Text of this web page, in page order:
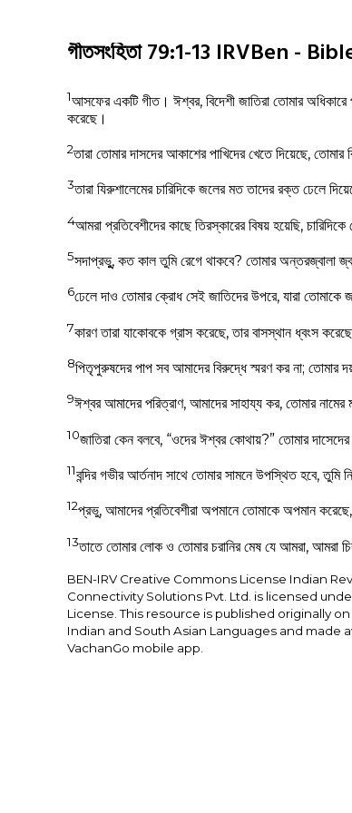
গীতসংহিতা 79:1-13 IRVBen -
1আসফের একটি গীত। ঈশ্বর, বিদেশী জাতিরা তোমার
করেছে।
2তারা তোমার দাসদের আকাশের পাখিদের খেতে দিয়েছে,
3তারা যিরুশালেমের চারিদিকে জলের মত তাদের রক্ত ঢেলে
4আমরা প্রতিবেশীদের কাছে তিরস্কারের বিষয় হয়েছি,
5সদাপ্রভুু, কত কাল তুমি রেগে থাকবে? তোমার অন্তরজ্বালা
6ঢেলে দাও তোমার ক্রোধ সেই জাতিদের উপরে, যারা তোমাকে
7কারণ তারা যাকোবকে গ্রাস করেছে, তার বাসস্থান ধ্বংস
8পিতৃপুরুষদের পাপ সব আমাদের বিরুদ্ধে স্মরণ কর না; তোমার
9ঈশ্বর আমাদের পরিত্রাণ, আমাদের সাহায্য কর, তোমার
10জাতিরা কেন বলবে, “ওদের ঈশ্বর কোথায়?” তোমার
11বন্দির গভীর আর্তনাদ সাথে তোমার সামনে উপস্থিত হবে, তুমি
12প্রভু, আমাদের প্রতিবেশীরা অপমানে তোমাকে অপমান
13তাতে তোমার লোক ও তোমার চরানির মেষ যে আমরা, আমরা
BEN-IRV Creative Commons License Indian
Connectivity Solutions Pvt. Ltd. is licensed
License. This resource is published originally
Indian and South Asian Languages and made
VachanGo mobile app.